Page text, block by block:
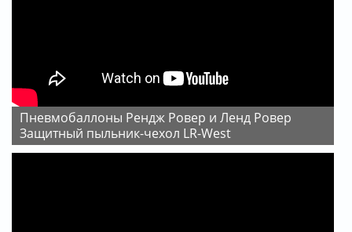
Пневмобаллоны Рендж Ровер и Ленд Ровер
Защитный пыльник-чехол LR-West